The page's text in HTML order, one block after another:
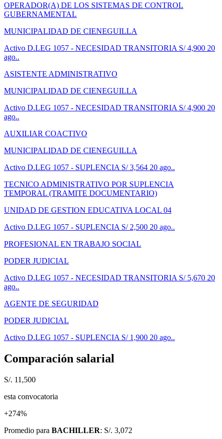
OPERADOR(A) DE LOS SISTEMAS DE CONTROL
GUBERNAMENTAL
MUNICIPALIDAD DE CIENEGUILLA
Activo D.LEG 1057 - NECESIDAD TRANSITORIA S/ 4,900 20
ago..
ASISTENTE ADMINISTRATIVO
MUNICIPALIDAD DE CIENEGUILLA
Activo D.LEG 1057 - NECESIDAD TRANSITORIA S/ 4,900 20
ago..
AUXILIAR COACTIVO
MUNICIPALIDAD DE CIENEGUILLA
Activo D.LEG 1057 - SUPLENCIA S/ 3,564 20 ago..
TECNICO ADMINISTRATIVO POR SUPLENCIA
TEMPORAL (TRAMITE DOCUMENTARIO)
UNIDAD DE GESTION EDUCATIVA LOCAL 04
Activo D.LEG 1057 - SUPLENCIA S/ 2,500 20 ago..
PROFESIONAL EN TRABAJO SOCIAL
PODER JUDICIAL
Activo D.LEG 1057 - NECESIDAD TRANSITORIA S/ 5,670 20
ago..
AGENTE DE SEGURIDAD
PODER JUDICIAL
Activo D.LEG 1057 - SUPLENCIA S/ 1,900 20 ago..
Comparación salarial
S/. 11,500
esta convocatoria
+274%
Promedio para BACHILLER: S/. 3,072